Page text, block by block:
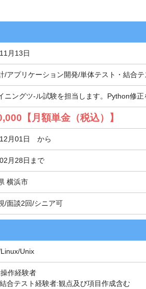
月13日
/アプリケーション開発/単体テスト・結合テ
ニングツ-ル試験を担当します。Python修
【月額単金（税込）】
月01日 から
月28日まで
横浜市
/面談2回/シニア可
Unix
操作経験者
結合テスト経験者:観点及び項目作成含む